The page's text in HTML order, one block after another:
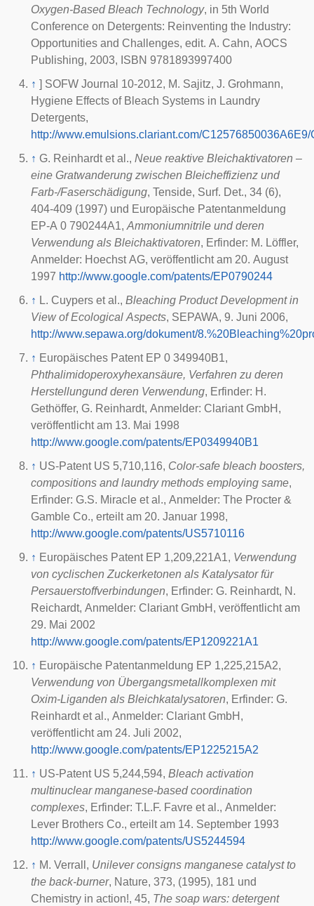
Oxygen-Based Bleach Technology, in 5th World
Conference on Detergents: Reinventing the Industry:
Opportunities and Challenges, edit. A. Cahn, AOCS
Publishing, 2003, ISBN 9781893997400
↑ ] SOFW Journal 10-2012, M. Sajitz, J. Grohmann,
Hygiene Effects of Bleach Systems in Laundry
Detergents,
http://www.emulsions.clariant.com/
↑ G. Reinhardt et al., Neue reaktive Bleichaktivatoren –
eine Gratwanderung zwischen Bleicheffizienz und
Farb-/Faserschädigung, Tenside, Surf. Det., 34 (6),
404-409 (1997) und Europäische Patentanmeldung
EP-A 0 790244A1, Ammoniumnitrile und deren
Verwendung als Bleichaktivatoren, Erfinder: M. Löffler,
Anmelder: Hoechst AG, veröffentlicht am 20. August
1997 http://www.google.com/patents/EP0790244
↑ L. Cuypers et al., Bleaching Product Development in
View of Ecological Aspects, SEPAWA, 9. Juni 2006,
http://www.sepawa.org/dokument/
↑ Europäisches Patent EP 0 349940B1,
Phthalimidoperoxyhexansäure, Verfahren zu deren
Herstellungund deren Verwendung, Erfinder: H.
Gethöffer, G. Reinhardt, Anmelder: Clariant GmbH,
veröffentlicht am 13. Mai 1998
http://www.google.com/patents/EP0349940B1
↑ US-Patent US 5,710,116, Color-safe bleach boosters,
compositions and laundry methods employing same,
Erfinder: G.S. Miracle et al., Anmelder: The Procter &
Gamble Co., erteilt am 20. Januar 1998,
http://www.google.com/patents/US5710116
↑ Europäisches Patent EP 1,209,221A1, Verwendung
von cyclischen Zuckerketonen als Katalysator für
Persauerstoffverbindungen, Erfinder: G. Reinhardt, N.
Reichardt, Anmelder: Clariant GmbH, veröffentlicht am
29. Mai 2002
http://www.google.com/patents/EP1209221A1
↑ Europäische Patentanmeldung EP 1,225,215A2,
Verwendung von Übergangsmetallkomplexen mit
Oxim-Liganden als Bleichkatalysatoren, Erfinder: G.
Reinhardt et al., Anmelder: Clariant GmbH,
veröffentlicht am 24. Juli 2002,
http://www.google.com/patents/EP1225215A2
↑ US-Patent US 5,244,594, Bleach activation
multinuclear manganese-based coordination
complexes, Erfinder: T.L.F. Favre et al., Anmelder:
Lever Brothers Co., erteilt am 14. September 1993
http://www.google.com/patents/US5244594
↑ M. Verrall, Unilever consigns manganese catalyst to
the back-burner, Nature, 373, (1995), 181 und
Chemistry in action!, 45, The soap wars: detergent